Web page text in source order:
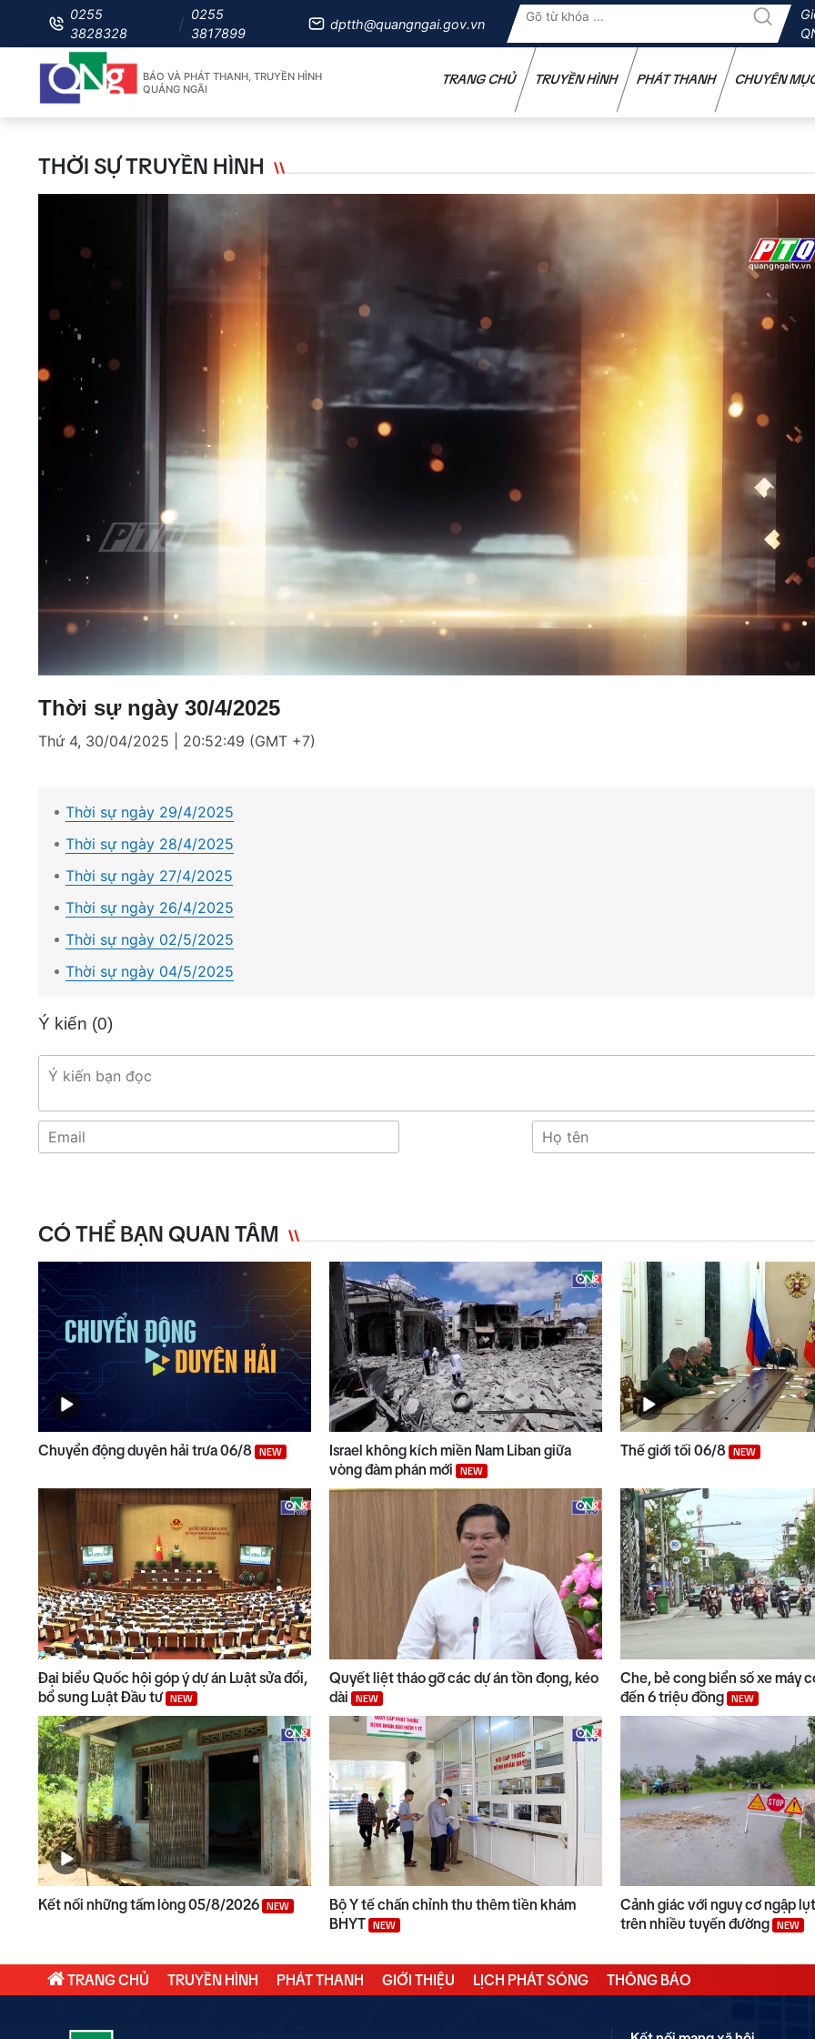
0255
3828328
0255
3817899
dptth@quangngai.gov.vn
BÁO VÀ PHÁT THANH, TRUYỀN HÌNH
QUẢNG NGÃI
TRANG CHỦ TRUYỀN HÌNH PHÁT THANH CHUYÊN
THỜI SỰ TRUYỀN HÌNH
1.71%
Thời sự ngày 30/4/2025
Thứ 4, 30/04/2025 | 20:52:49 (GMT +7)
Thời sự ngày 29/4/2025
Thời sự ngày 28/4/2025
Thời sự ngày 27/4/2025
Thời sự ngày 26/4/2025
Thời sự ngày 02/5/2025
Thời sự ngày 04/5/2025
Ý kiến (0)
CÓ THỂ BẠN QUAN TÂM
Chuyển động duyên hải trưa 06/8 NEW
Israel không kích miền Nam Liban giữa
vòng đàm phán mới
NEW
Thế giới tối 06/8 NEW
Đại biểu Quốc hội góp ý dự án Luật sửa đổi,
bổ sung Luật Đầu tư NEW
Quyết liệt tháo gỡ các dự án tồn đọng, kéo
dài
NEW
Che, bẻ cong biển số xe máy
đến 6 triệu đồng
NEW
Kết nối những tấm lòng 05/8/2026 NEW
Bộ Y tế chấn chỉnh thu thêm tiền khám
BHYT
NEW
Cảnh giác với nguy cơ ngập
trên nhiều tuyến đường
NEW
TRANG CHỦ TRUYỀN HÌNH PHÁT THANH GIỚI THIỆU LỊCH PHÁT SÓNG THÔNG BÁO